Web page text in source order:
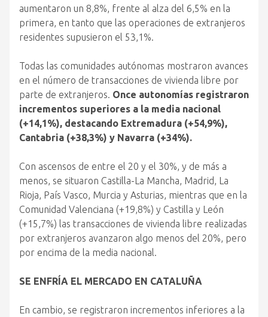
aumentaron un 8,8%, frente al alza del 6,5% en la
primera, en tanto que las operaciones de extranjeros
residentes supusieron el 53,1%.
Todas las comunidades autónomas mostraron avances
en el número de transacciones de vivienda libre por
parte de extranjeros. Once autonomías registraron
incrementos superiores a la media nacional
(+14,1%), destacando Extremadura (+54,9%),
Cantabria (+38,3%) y Navarra (+34%).
Con ascensos de entre el 20 y el 30%, y de más a
menos, se situaron Castilla-La Mancha, Madrid, La
Rioja, País Vasco, Murcia y Asturias, mientras que en la
Comunidad Valenciana (+19,8%) y Castilla y León
(+15,7%) las transacciones de vivienda libre realizadas
por extranjeros avanzaron algo menos del 20%, pero
por encima de la media nacional.
SE ENFRÍA EL MERCADO EN CATALUÑA
En cambio, se registraron incrementos inferiores a la